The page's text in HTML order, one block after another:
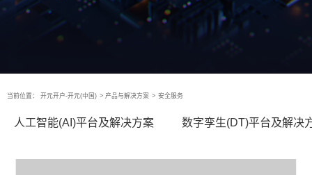
当前位置： 开元开户-开元(中国) > 产品与解决方案 > 安全服务
人工智能(AI)平台及解决方案 数字孪生(DT)平台及解决